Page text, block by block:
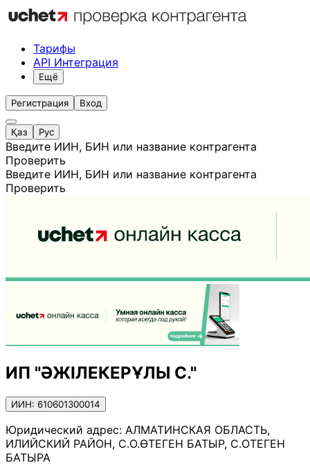
Тарифы
API Интеграция
Ещё
Регистрация Вход
Қаз Рус
Введите ИИН, БИН или название контрагента
Проверить
Введите ИИН, БИН или название контрагента
Проверить
ИП "ӘЖІЛЕКЕРҰЛЫ С."
ИИН: 610601300014
Юридический адрес: АЛМАТИНСКАЯ ОБЛАСТЬ,
ИЛИЙСКИЙ РАЙОН, С.О.ӨТЕГЕН БАТЫР, С.ОТЕГЕН
БАТЫРА